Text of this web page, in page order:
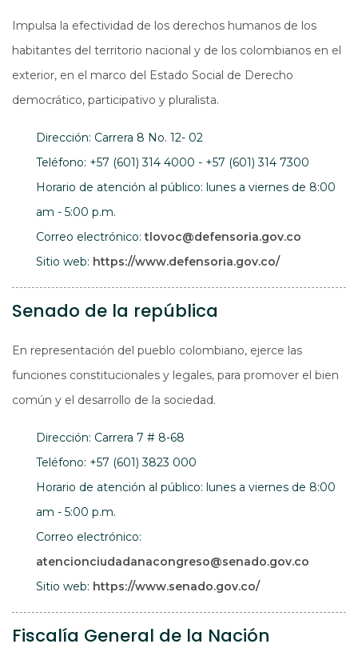
Impulsa la efectividad de los derechos humanos de los
habitantes del territorio nacional y de los colombianos en el
exterior, en el marco del Estado Social de Derecho
democrático, participativo y pluralista.
Dirección: Carrera 8 No. 12- 02
Teléfono: +57 (601) 314 4000 - +57 (601) 314 7300
Horario de atención al público: lunes a viernes de 8:00
am - 5:00 p.m.
Correo electrónico:tlovoc@defensoria.gov.co
Sitio web: https://www.defensoria.gov.co/Abre en una
Senado de la república
En representación del pueblo colombiano, ejerce las
funciones constitucionales y legales, para promover el bien
común y el desarrollo de la sociedad.
Dirección: Carrera 7 # 8-68
Teléfono: +57 (601) 3823 000
Horario de atención al público: lunes a viernes de 8:00
am - 5:00 p.m.
Correo electrónico:
atencionciudadanacongreso@senado.gov.co
Sitio web: https://www.senado.gov.co/Abre en una
Fiscalía General de la Nación